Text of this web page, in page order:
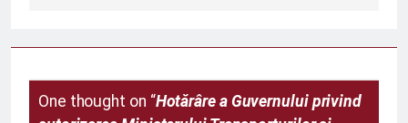
One thought on “Hotărâre a Guvernului privind